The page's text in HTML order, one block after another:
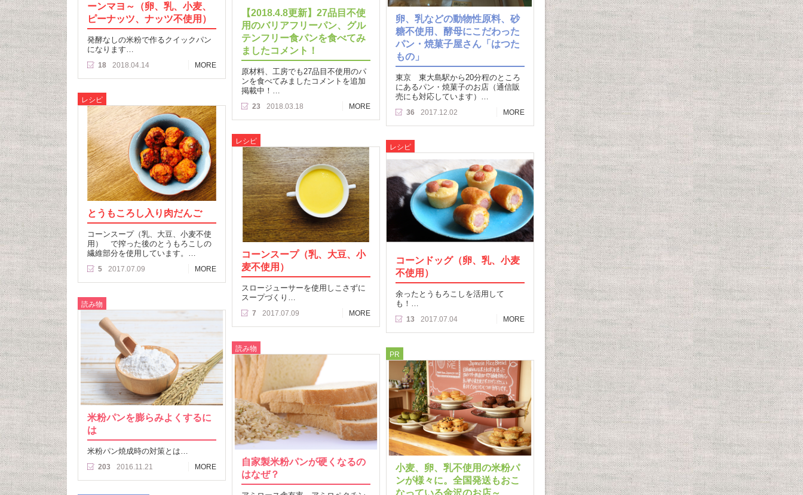
ーンマヨ～（卵、乳、小麦、
ピーナッツ、ナッツ不使用）
発酵なしの米粉で作るクイックパン
になります…
18 2018.04.14 MORE
【2018.4.8更新】27品目不使
用のバリアフリーパン、グル
テンフリー食パンを食べてみ
ましたコメント！
原材料、工房でも27品目不使用のパ
ンを食べてみましたコメントを追加
掲載中！…
23 2018.03.18 MORE
卵、乳などの動物性原料、砂
糖不使用、酵母にこだわった
パン・焼菓子屋さん「はつた
もの」
東京 東大島駅から20分程のところ
にあるパン・焼菓子のお店（通信販
売にも対応しています）…
36 2017.12.02 MORE
レシピ
とうもころし入り肉だんご
コーンスープ（乳、大豆、小麦不使
用） で搾った後のとうもろこしの
繊維部分を使用しています。…
5 2017.07.09 MORE
レシピ
コーンスープ（乳、大豆、小
麦不使用）
スロージューサーを使用しこさずに
スープづくり…
7 2017.07.09 MORE
レシピ
コーンドッグ（卵、乳、小麦
不使用）
余ったとうもろこしを活用して
も！…
13 2017.07.04 MORE
読み物
米粉パンを膨らみよくするに
は
米粉パン焼成時の対策とは…
203 2016.11.21 MORE
読み物
自家製米粉パンが硬くなるの
はなぜ？
PR
小麦、卵、乳不使用の米粉パ
ンが様々に。全国発送もおこ
なっている金沢のお店～